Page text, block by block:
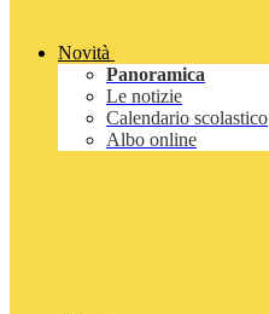
Novità
Panoramica
Le notizie
Calendario scolastico
Albo online